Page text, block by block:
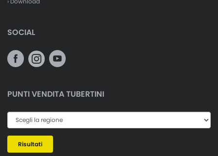
SOCIAL
PUNTI VENDITA TUBERTINI
Risultati